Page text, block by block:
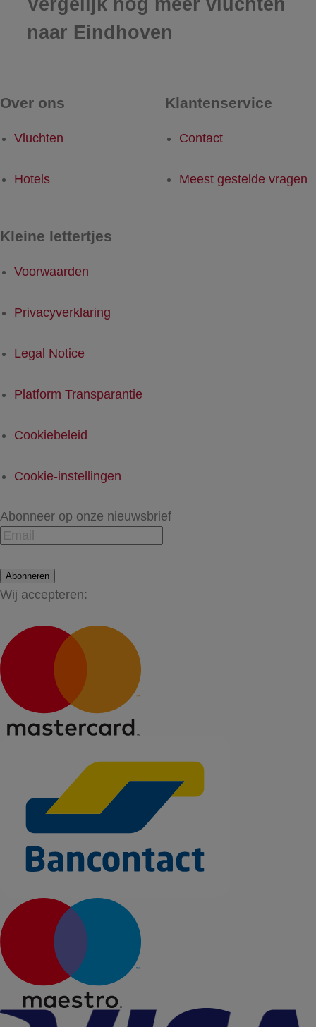
Vergelijk nog meer vluchten
naar Eindhoven
Over ons
Vluchten
Hotels
Klantenservice
Contact
Meest gestelde vragen
Kleine lettertjes
Voorwaarden
Privacyverklaring
Legal Notice
Platform Transparantie
Cookiebeleid
Cookie-instellingen
Abonneer op onze nieuwsbrief
Abonneren
Wij accepteren: